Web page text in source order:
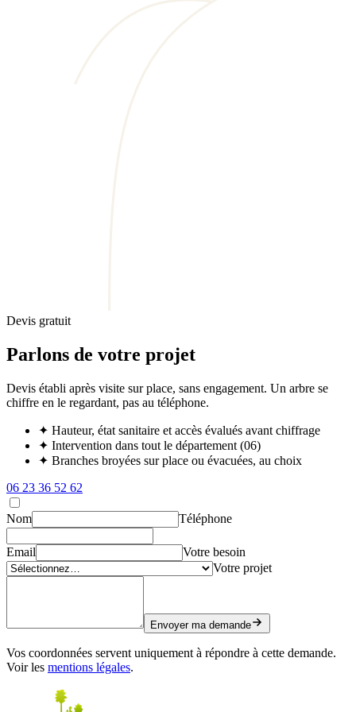
Devis gratuit
Parlons de votre projet
Devis établi après visite sur place, sans engagement. Un arbre se
chiffre en le regardant, pas au téléphone.
✦ Hauteur, état sanitaire et accès évalués avant chiffrage
✦ Intervention dans tout le département (06)
✦ Branches broyées sur place ou évacuées, au choix
06 23 36 52 62
Nom Téléphone
Email
Votre besoin
Votre projet
Envoyer ma demande
Vos coordonnées servent uniquement à répondre à cette demande.
Voir les mentions légales.